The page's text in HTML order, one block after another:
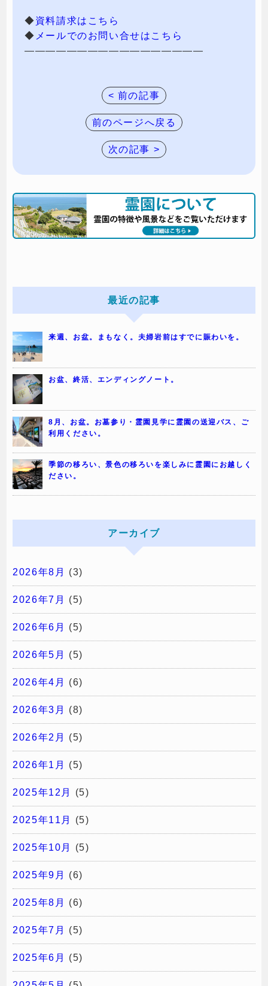
◆資料請求はこちら
◆ メールでのお問い合せはこちら
—————————————————
< 前の記事
前のページへ戻る
次の記事 >
最近の記事
来週、お盆。まもなく。夫婦岩前はすでに賑わいを。
お盆、終活、エンディングノート。
8月、お盆。お墓参り・霊園見学に霊園の送迎バス、ご
利用ください。
季節の移ろい、景色の移ろいを楽しみに霊園にお越しく
ださい。
アーカイブ
2026年8月 (3)
2026年7月 (5)
2026年6月 (5)
2026年5月 (5)
2026年4月 (6)
2026年3月 (8)
2026年2月 (5)
2026年1月 (5)
2025年12月 (5)
2025年11月 (5)
2025年10月 (5)
2025年9月 (6)
2025年8月 (6)
2025年7月 (5)
2025年6月 (5)